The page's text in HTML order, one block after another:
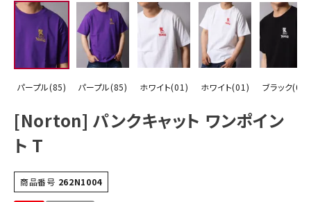
パープル(85) パープル(85) ホワイト(01) ホワイト(01) ブラック(09)
[Norton] パンクキャット ワンポイン
ト T
商品番号 262N1004